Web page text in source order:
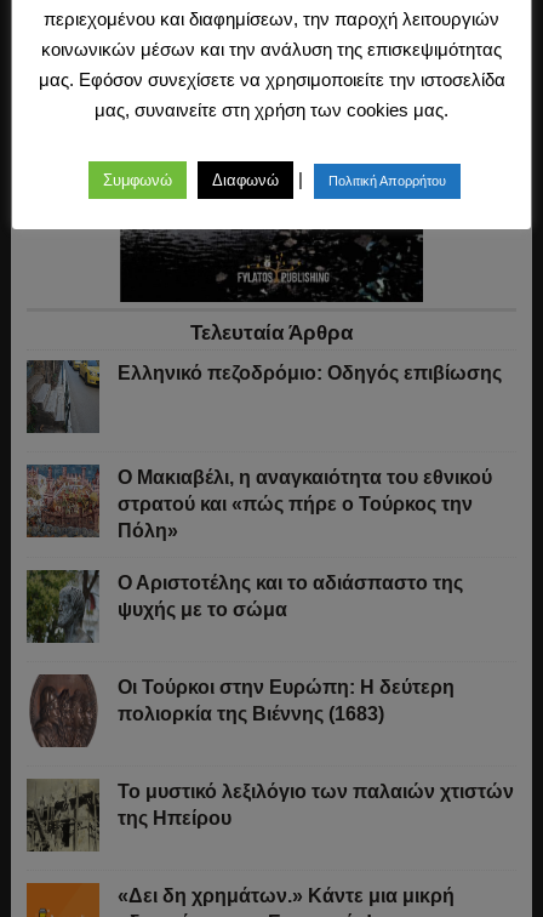
Τελευταία Άρθρα
Ελληνικό πεζοδρόμιο: Οδηγός επιβίωσης
Ο Μακιαβέλι, η αναγκαιότητα του εθνικού
στρατού και «πώς πήρε ο Τούρκος την
Πόλη»
Ο Αριστοτέλης και το αδιάσπαστο της
ψυχής με το σώμα
Οι Τούρκοι στην Ευρώπη: Η δεύτερη
πολιορκία της Βιέννης (1683)
Το μυστικό λεξιλόγιο των παλαιών χτιστών
της Ηπείρου
«Δει δη χρημάτων.» Κάντε μια μικρή
περιεχομένου και διαφημίσεων, την παροχή λειτουργιών
κοινωνικών μέσων και την ανάλυση της επισκεψιμότητας
μας. Εφόσον συνεχίσετε να χρησιμοποιείτε την ιστοσελίδα
μας, συναινείτε στη χρήση των cookies μας.
Συμφωνώ Διαφωνώ | Πολιτική Απορρήτου